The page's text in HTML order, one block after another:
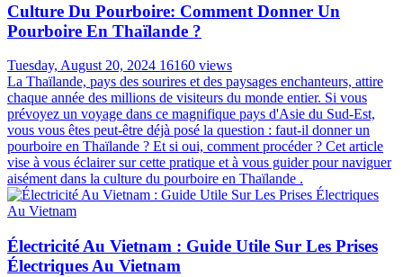
Culture Du Pourboire: Comment Donner Un
Pourboire En Thaïlande ?
Tuesday, August 20, 2024 16160 views
La Thaïlande, pays des sourires et des paysages enchanteurs, attire
chaque année des millions de visiteurs du monde entier. Si vous
prévoyez un voyage dans ce magnifique pays d'Asie du Sud-Est,
vous vous êtes peut-être déjà posé la question : faut-il donner un
pourboire en Thaïlande ? Et si oui, comment procéder ? Cet article
vise à vous éclairer sur cette pratique et à vous guider pour naviguer
aisément dans la culture du pourboire en Thaïlande .
Électricité Au Vietnam : Guide Utile Sur Les Prises
Électriques Au Vietnam